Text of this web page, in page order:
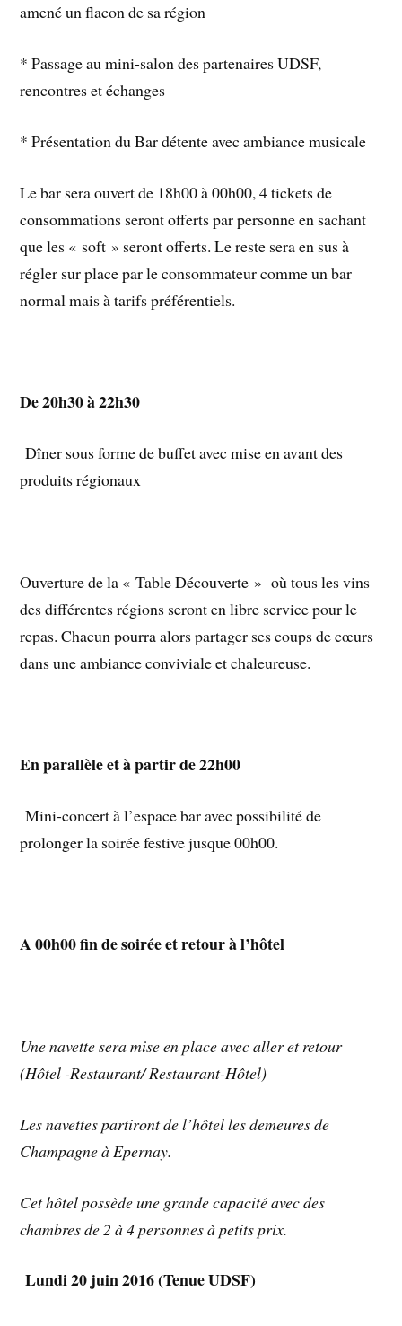
amené un flacon de sa région
* Passage au mini-salon des partenaires UDSF,
rencontres et échanges
* Présentation du Bar détente avec ambiance musicale
Le bar sera ouvert de 18h00 à 00h00, 4 tickets de
consommations seront offerts par personne en sachant
que les « soft » seront offerts. Le reste sera en sus à
régler sur place par le consommateur comme un bar
normal mais à tarifs préférentiels.
De 20h30 à 22h30
Dîner sous forme de buffet avec mise en avant des
produits régionaux
Ouverture de la « Table Découverte » où tous les vins
des différentes régions seront en libre service pour le
repas. Chacun pourra alors partager ses coups de cœurs
dans une ambiance conviviale et chaleureuse.
En parallèle et à partir de 22h00
Mini-concert à l’espace bar avec possibilité de
prolonger la soirée festive jusque 00h00.
A 00h00 fin de soirée et retour à l’hôtel
Une navette sera mise en place avec aller et retour
(Hôtel -Restaurant/ Restaurant-Hôtel)
Les navettes partiront de l’hôtel les demeures de
Champagne à Epernay.
Cet hôtel possède une grande capacité avec des
chambres de 2 à 4 personnes à petits prix.
Lundi 20 juin 2016 (Tenue UDSF)